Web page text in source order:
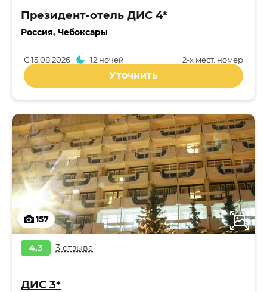
Президент-отель ДИС 4*
Россия, Чебоксары
2-x мест. номер
С15.08.2026 12 ночей
Уточнить
157
4,3 3 отзыва
ДИС 3*